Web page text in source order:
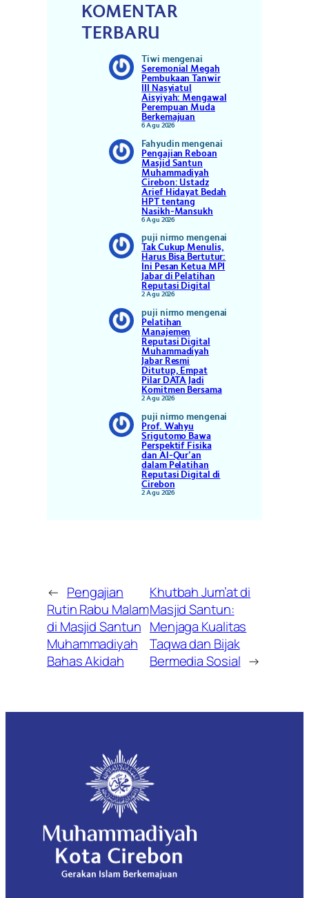
KOMENTAR
TERBARU
Tiwi mengenai
Seremonial Megah
Pembukaan Tanwir
III Nasyiatul
Aisyiyah: Mengawal
Perempuan Muda
Berkemajuan
6 Agu 2026
Fahyudinmengenai
Pengajian Reboan
Masjid Santun
Muhammadiyah
Cirebon: Ustadz
Arief Hidayat Bedah
HPT tentang
Nasikh-Mansukh
6 Agu 2026
puji nirmomengenai
Tak Cukup Menulis,
Harus Bisa Bertutur:
Ini Pesan Ketua MPI
Jabar di Pelatihan
Reputasi Digital
2 Agu 2026
puji nirmomengenai
Pelatihan
Manajemen
Reputasi Digital
Muhammadiyah
Jabar Resmi
Ditutup, Empat
Pilar DATA Jadi
Komitmen Bersama
2 Agu 2026
puji nirmomengenai
Prof. Wahyu
Srigutomo Bawa
Perspektif Fisika
dan Al-Qur’an
dalam Pelatihan
Reputasi Digital di
Cirebon
2 Agu 2026
← Pengajian
Rutin Rabu Malam
di Masjid Santun
Muhammadiyah
Bahas Akidah
Khutbah Jum’at di
Masjid Santun:
Menjaga Kualitas
Taqwa dan Bijak
Bermedia Sosial →